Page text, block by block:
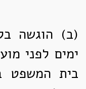
(ב) הוגשה
ימים לפני
בית המשפט